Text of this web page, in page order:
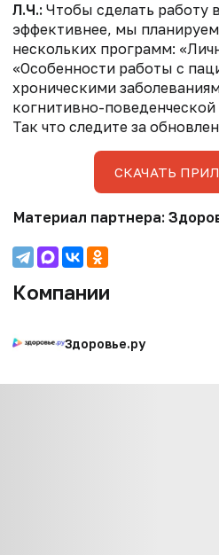
Л.Ч.: Чтобы сделать работу
эффективнее, мы
нескольких программ:
«Особенности работы с
хроническими
когнитивно-поведенческой
Так что следите за
СКАЧАТЬ
Материал партнера:
Компании
Здоровье.ру